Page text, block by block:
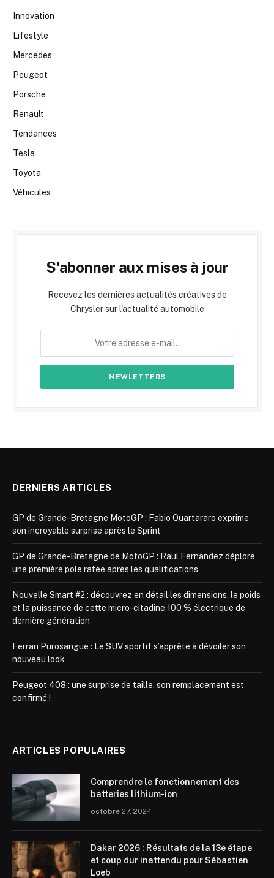
Innovation
Lifestyle
Mercedes
Peugeot
Porsche
Renault
Tendances
Tesla
Toyota
Véhicules
S'abonner aux mises à jour
Recevez les dernières actualités créatives de
Chrysler sur l'actualité automobile
DERNIERS ARTICLES
GP de Grande-Bretagne MotoGP : Fabio Quartararo exprime
son incroyable surprise après le Sprint
GP de Grande-Bretagne de MotoGP : Raul Fernandez déplore
une première pole ratée après les qualifications
Nouvelle Smart #2 : découvrez en détail les dimensions, le poids
et la puissance de cette micro-citadine 100 % électrique de
dernière génération
Ferrari Purosangue : Le SUV sportif s’apprête à dévoiler son
nouveau look
Peugeot 408 : une surprise de taille, son remplacement est
confirmé !
ARTICLES POPULAIRES
Comprendre le fonctionnement des
batteries lithium-ion
octobre 27, 2024
Dakar 2026 : Résultats de la 13e étape
et coup dur inattendu pour Sébastien
Loeb